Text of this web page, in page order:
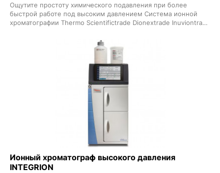
Ощутите простоту химического подавления при более
быстрой работе под высоким давлением Система ионной
хроматографии Thermo Scientifictrade Dionextrade Inuviontrade
понятным обеспечивая стабильные результаты высокого
разрешения при минимальной подготовке Эта система
включает в себя надежные функции платформы Dionex
Inuvion легко настраивается и предлагает доступное
обновление до полнофункциональных возможностей когда
Ваши требования к анализу возрастают
Ионный хроматограф высокого давления
INTEGRION